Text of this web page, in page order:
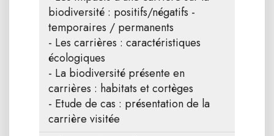
biodiversité : positifs/négatifs -
temporaires / permanents
- Les carrières : caractéristiques
écologiques
- La biodiversité présente en
carrières : habitats et cortèges
- Etude de cas : présentation de la
carrière visitée